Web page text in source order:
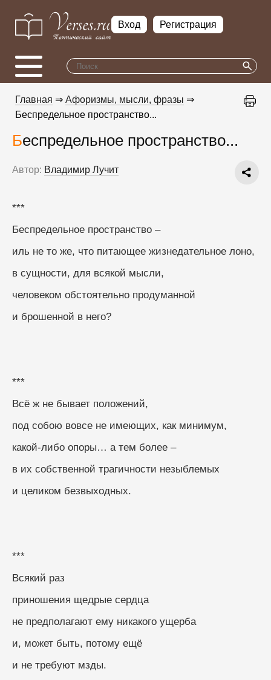
Вход Регистрация
Главная ⇒ Афоризмы, мысли, фразы ⇒
Беспредельное пространство...
Беспредельное пространство...
Автор: Владимир Лучит
***
Беспредельное пространство –
иль не то же, что питающее жизнедательное лоно,
в сущности, для всякой мысли,
человеком обстоятельно продуманной
и брошенной в него?
***
Всё ж не бывает положений,
под собою вовсе не имеющих, как минимум,
какой-либо опоры… а тем более –
в их собственной трагичности незыблемых
и целиком безвыходных.
***
Всякий раз
приношения щедрые сердца
не предполагают ему никакого ущерба
и, может быть, потому ещё
и не требуют мзды.